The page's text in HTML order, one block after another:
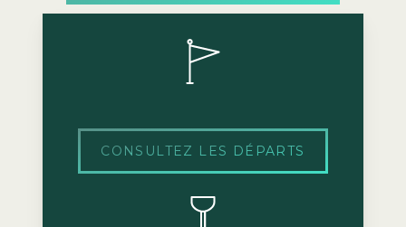
CONSULTEZ LES DÉPARTS